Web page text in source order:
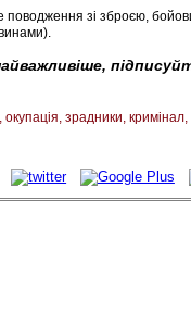
поводження зі зброєю,
окупація зрадники кримінал